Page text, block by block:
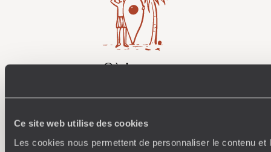
Ce site web utilise des cookies
Les cookies nous permettent de personnaliser le contenu et
Où je veux
étapes, hébergements, ateliers, rencontres…